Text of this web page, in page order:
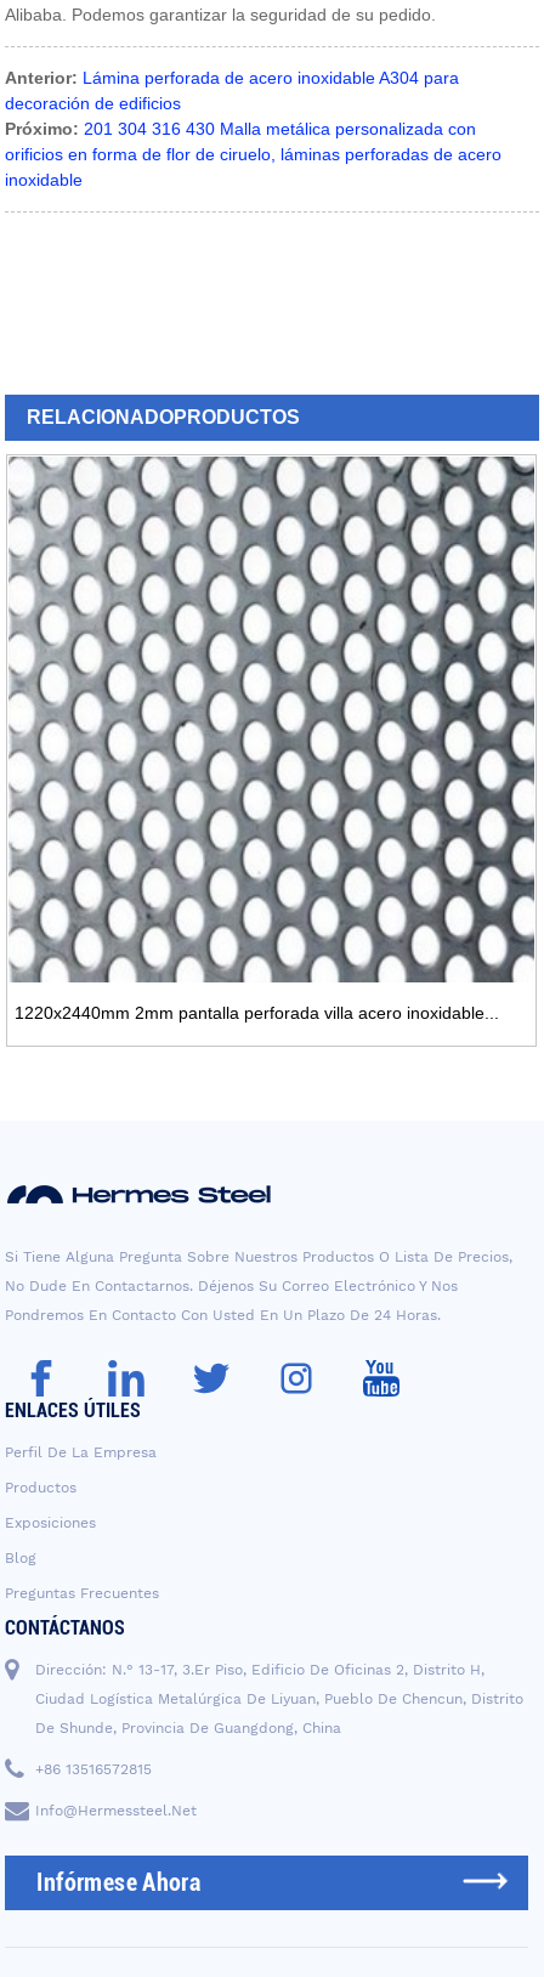
Alibaba. Podemos garantizar la seguridad de su pedido.
Anterior: Lámina perforada de acero inoxidable A304 para
decoración de edificios
Próximo: 201 304 316 430 Malla metálica personalizada con
orificios en forma de flor de ciruelo, láminas perforadas de acero
inoxidable
RELACIONADOPRODUCTOS
1220x2440mm 2mm pantalla perforada villa acero inoxidable...
Si Tiene Alguna Pregunta Sobre Nuestros Productos O Lista De Precios,
No Dude En Contactarnos. Déjenos Su Correo Electrónico Y Nos
Pondremos En Contacto Con Usted En Un Plazo De 24 Horas.
ENLACES ÚTILES
Perfil De La Empresa
Productos
Exposiciones
Blog
Preguntas Frecuentes
CONTÁCTANOS
Dirección: N.° 13-17, 3.er Piso, Edificio De Oficinas 2, Distrito H,
Ciudad Logística Metalúrgica De Liyuan, Pueblo De Chencun, Distrito
De Shunde, Provincia De Guangdong, China
+86 13516572815
Info@hermessteel.net
Infórmese Ahora